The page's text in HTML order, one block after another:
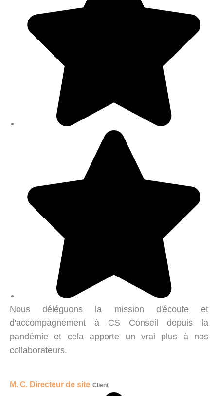
Nous déléguons la mission d'écoute et
d'accompagnement à CS Conseil depuis la
pandémie et cela apporte un vrai plus à nos
collaborateurs.
M. C. Directeur de site Client